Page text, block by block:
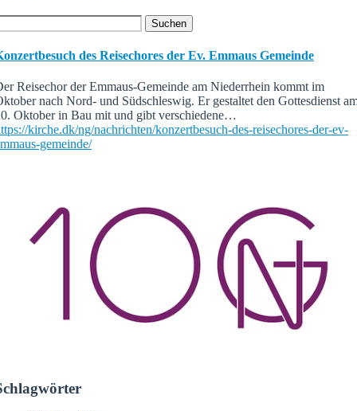
des Reisechores der Ev. Emmaus Gemeinde
Reisechor der Emmaus-Gemeinde am Niederrhein kommt im
nach Nord- und Südschleswig. Er gestaltet den Gottesdienst
Oktober in Bau mit und gibt verschiedene…
kirche.dk/ng/nachrichten/konzertbesuch-des-reisechores-der-ev-
gemeinde/